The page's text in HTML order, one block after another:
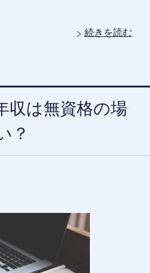
続きを読む
収は無資格の場
？